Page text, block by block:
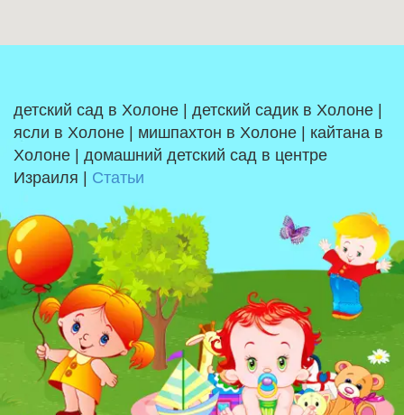
детский сад в Холоне | детский садик в Холоне |
ясли в Холоне | мишпахтон в Холоне | кайтана в
Холоне | домашний детский сад в центре
Израиля | Статьи